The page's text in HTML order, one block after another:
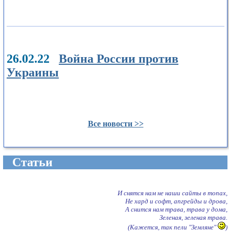
26.02.22 Война России против
Украины
Все новости >>
Cтатьи
И снятся нам не наши сайты в топах,
Не хард и софт, апгрейды и дрова,
А снится нам трава, трава у дома,
Зеленая, зеленая трава.
(Кажется, так пели "Земляне"
)